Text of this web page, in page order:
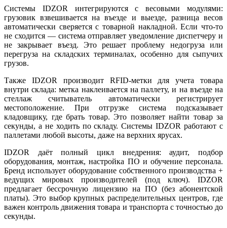
Системы IDZOR интегрируются с весовыми модулями:
грузовик взвешивается на въезде и выезде, разница весов
автоматически сверяется с товарной накладной. Если что-то
не сходится — система отправляет уведомление диспетчеру и
не закрывает въезд. Это решает проблему недогруза или
перегруза на складских терминалах, особенно для сыпучих
грузов.
Также IDZOR производит RFID-метки для учета товара
внутри склада: метка наклеивается на паллету, и на въезде на
стеллаж считыватель автоматически регистрирует
местоположение. При отгрузке система подсказывает
кладовщику, где брать товар. Это позволяет найти товар за
секунды, а не ходить по складу. Системы IDZOR работают с
паллетами любой высоты, даже на верхних ярусах.
IDZOR даёт полный цикл внедрения: аудит, подбор
оборудования, монтаж, настройка ПО и обучение персонала.
Бренд использует оборудование собственного производства +
ведущих мировых производителей (под ключ). IDZOR
предлагает бессрочную лицензию на ПО (без абонентской
платы). Это выбор крупных распределительных центров, где
важен контроль движения товара и транспорта с точностью до
секунды.